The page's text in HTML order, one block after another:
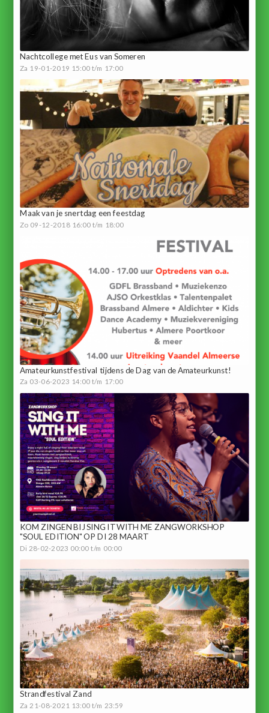
Nachtcollege met Eus van Someren
Za 19-01-2019 15:00 t/m 17:00
Maak van je snertdag een feestdag
Zo 09-12-2018 16:00 t/m 18:00
Amateurkunstfestival tijdens de Dag van de Amateurkunst!
Za 03-06-2023 14:00 t/m 17:00
KOM ZINGEN BIJ SING IT WITH ME ZANGWORKSHOP
"SOUL EDITION" OP DI 28 MAART
Di 28-02-2023 00:00 t/m 00:00
Strandfestival Zand
Za 21-08-2021 13:00 t/m 23:59